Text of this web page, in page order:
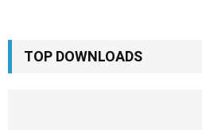
TOP DOWNLOADS